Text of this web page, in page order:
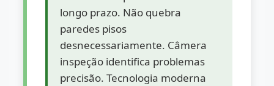
longo prazo. Não quebra
paredes pisos
desnecessariamente. Câmera
inspeção identifica problemas
precisão. Tecnologia moderna